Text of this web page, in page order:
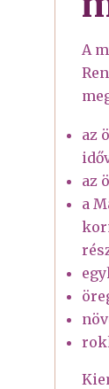
A
az
az
a